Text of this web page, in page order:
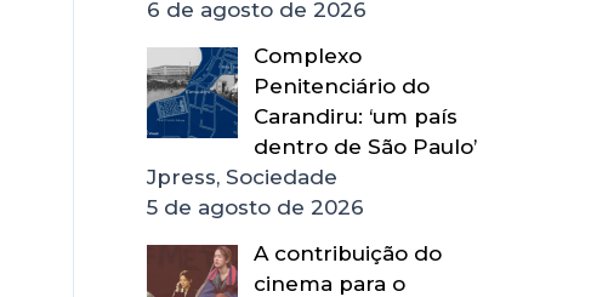
6 de agosto de 2026
Complexo
Penitenciário do
Carandiru: ‘um país
dentro de São Paulo’
Jpress, Sociedade
5 de agosto de 2026
A contribuição do
cinema para o